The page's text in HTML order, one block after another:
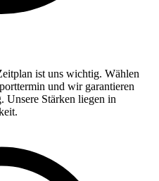
ist uns wichtig. Wählen
und wir garantieren
Unsere Stärken liegen in